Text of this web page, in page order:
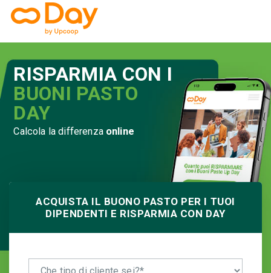
RISPARMIA CON I
BUONI PASTO
DAY
Calcola la differenza online
ACQUISTA IL BUONO PASTO PER I TUOI
DIPENDENTI E RISPARMIA CON DAY